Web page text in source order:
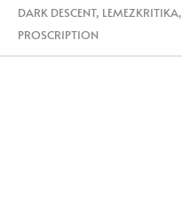
DARK DESCENT, LEMEZKRITIKA,
PROSCRIPTION